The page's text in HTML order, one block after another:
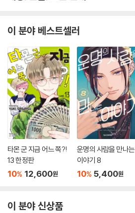
이 분야 베스트셀러
타몬 군 지금 어느 쪽?!
13 한정판
10% 12,600원
운명의 사람을 만나는
이야기 8
10% 5,400원
이 분야 신상품